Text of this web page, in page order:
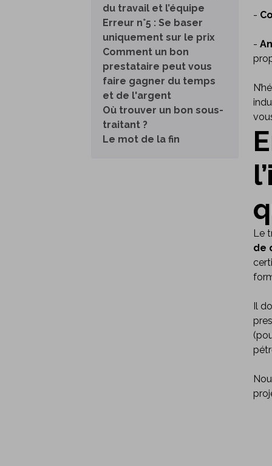
du travail et l’équipe
Erreur n°5 : Se baser
uniquement sur le prix
Comment un bon
prestataire peut vous
faire gagner du temps
et de l'argent
Où trouver un bon sous-
traitant ?
Le mot de la fin
-
-
Le
de
Il